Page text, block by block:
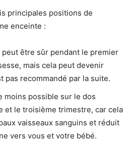
principales positions de
enceinte :
être sûr pendant le premier
mais cela peut devenir
pas recommandé par la suite.
moins possible sur le dos
et le troisième trimestre, car cela
vaisseaux sanguins et réduit
vers vous et votre bébé.